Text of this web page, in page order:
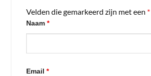
Velden die gemarkeerd zijn met een *
Naam *
Email *